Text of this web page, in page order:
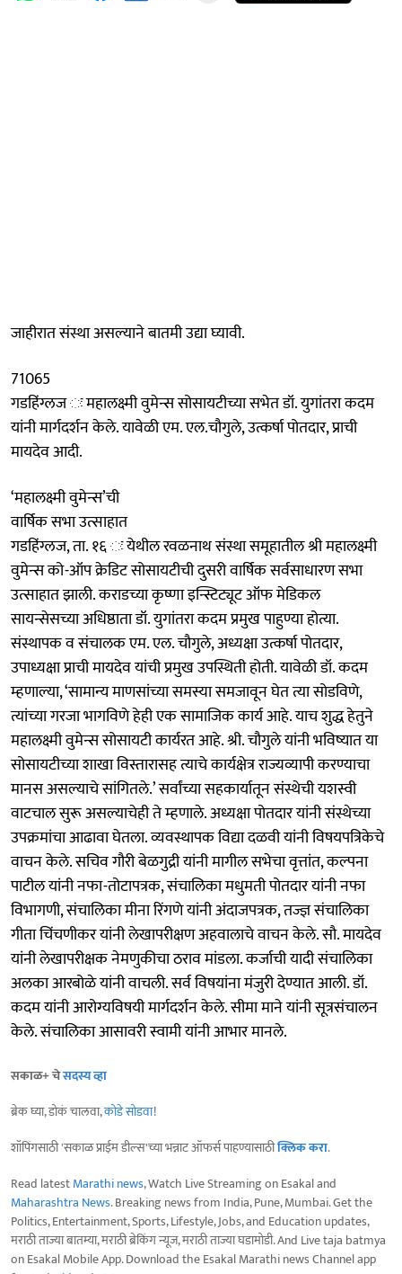
जाहीरात संस्था असल्याने बातमी उद्या घ्यावी.
71065
गडहिंग्लज ः महालक्ष्मी वुमेन्स सोसायटीच्या सभेत डॉ. युगांतरा कदम
यांनी मार्गदर्शन केले. यावेळी एम. एल.चौगुले, उत्कर्षा पोतदार, प्राची
मायदेव आदी.
‘महालक्ष्मी वुमेन्स’ची
वार्षिक सभा उत्साहात
गडहिंग्लज, ता. १६ ः येथील रवळनाथ संस्था समूहातील श्री महालक्ष्मी
वुमेन्स को-ऑप क्रेडिट सोसायटीची दुसरी वार्षिक सर्वसाधारण सभा
उत्साहात झाली. कराडच्या कृष्णा इन्स्टिट्यूट ऑफ मेडिकल
सायन्सेसच्या अधिष्ठाता डॉ. युगांतरा कदम प्रमुख पाहुण्या होत्या.
संस्थापक व संचालक एम. एल. चौगुले, अध्यक्षा उत्कर्षा पोतदार,
उपाध्यक्षा प्राची मायदेव यांची प्रमुख उपस्थिती होती. यावेळी डॉ. कदम
म्हणाल्या, ‘सामान्य माणसांच्या समस्या समजावून घेत त्या सोडविणे,
त्यांच्या गरजा भागविणे हेही एक सामाजिक कार्य आहे. याच शुद्ध हेतुने
महालक्ष्मी वुमेन्स सोसायटी कार्यरत आहे. श्री. चौगुले यांनी भविष्यात या
सोसायटीच्या शाखा विस्तारासह त्याचे कार्यक्षेत्र राज्यव्यापी करण्याचा
मानस असल्याचे सांगितले.’ सर्वांच्या सहकार्यातून संस्थेची यशस्वी
वाटचाल सुरू असल्याचेही ते म्हणाले. अध्यक्षा पोतदार यांनी संस्थेच्या
उपक्रमांचा आढावा घेतला. व्यवस्थापक विद्या दळवी यांनी विषयपत्रिकेचे
वाचन केले. सचिव गौरी बेळगुद्री यांनी मागील सभेचा वृत्तांत, कल्पना
पाटील यांनी नफा-तोटापत्रक, संचालिका मधुमती पोतदार यांनी नफा
विभागणी, संचालिका मीना रिंगणे यांनी अंदाजपत्रक, तज्ज्ञ संचालिका
गीता चिंचणीकर यांनी लेखापरीक्षण अहवालाचे वाचन केले. सौ. मायदेव
यांनी लेखापरीक्षक नेमणुकीचा ठराव मांडला. कर्जाची यादी संचालिका
अलका आरबोळे यांनी वाचली. सर्व विषयांना मंजुरी देण्यात आली. डॉ.
कदम यांनी आरोग्यविषयी मार्गदर्शन केले. सीमा माने यांनी सूत्रसंचालन
केले. संचालिका आसावरी स्वामी यांनी आभार मानले.
सकाळ+ चेसदस्य व्हा
ब्रेक घ्या, डोकं चालवा,कोडे सोडवा!
शॉपिंगसाठी 'सकाळ प्राईम डील्स'च्या भन्नाट ऑफर्स पाहण्यासाठीक्लिक करा.
Read latestMarathi news, Watch Live Streaming on Esakal and
Maharashtra News. Breaking news from India, Pune, Mumbai. Get the
Politics, Entertainment, Sports, Lifestyle, Jobs, and Education updates,
मराठी ताज्या बातम्या, मराठी ब्रेकिंग न्यूज, मराठी ताज्या घडामोडी. And Live taja batmya
on Esakal Mobile App. Download the Esakal Marathi news Channel app